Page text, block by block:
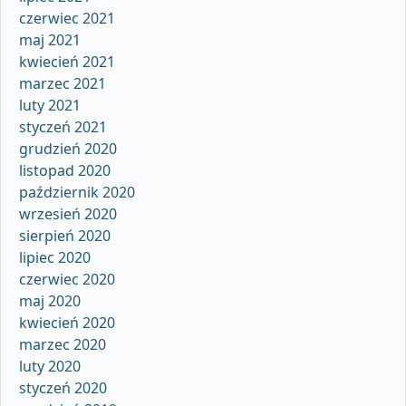
czerwiec 2021
maj 2021
kwiecień 2021
marzec 2021
luty 2021
styczeń 2021
grudzień 2020
listopad 2020
październik 2020
wrzesień 2020
sierpień 2020
lipiec 2020
czerwiec 2020
maj 2020
kwiecień 2020
marzec 2020
luty 2020
styczeń 2020